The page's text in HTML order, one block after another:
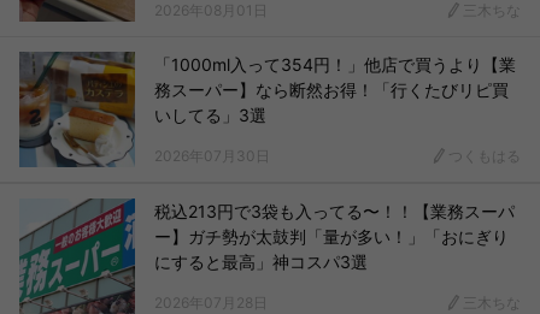
2026年08月01日 三木ちな
「1000ml入って354円！」他店で買うより【業
務スーパー】なら断然お得！「行くたびリピ買
いしてる」3選
2026年07月30日 つくもはる
税込213円で3袋も入ってる〜！！【業務スーパ
ー】ガチ勢が太鼓判「量が多い！」「おにぎり
にすると最高」神コスパ3選
2026年07月28日 三木ちな